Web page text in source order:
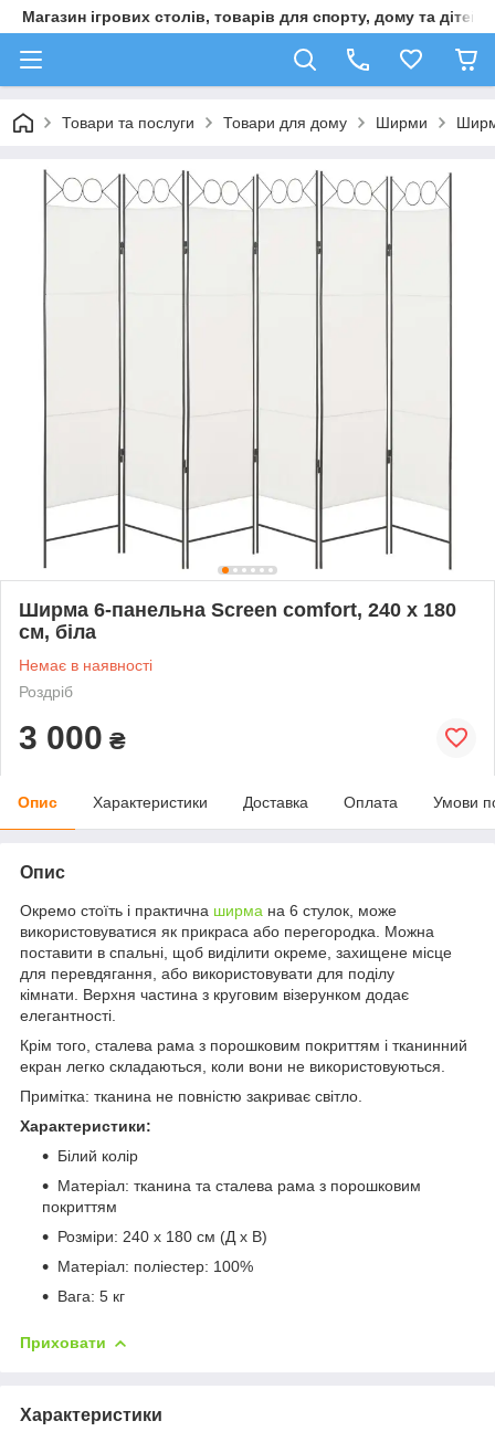
Магазин ігрових столів, товарів для спорту, дому та дітей
Товари та послуги Товари для дому Ширми
Ширма 6-панельна Screen comfort, 240 x 180
см, біла
Немає в наявності
Роздріб
3 000 ₴
Опис Характеристики Доставка Оплата Умови
Опис
Окремо стоїть і практична ширма на 6 стулок, може
використовуватися як прикраса або перегородка. Можна
поставити в спальні, щоб виділити окреме, захищене місце
для перевдягання, або використовувати для поділу
кімнати. Верхня частина з круговим візерунком додає
елегантності.
Крім того, сталева рама з порошковим покриттям і тканинний
екран легко складаються, коли вони не використовуються.
Примітка: тканина не повністю закриває світло.
Характеристики:
Білий колір
Матеріал: тканина та сталева рама з порошковим
покриттям
Розміри: 240 x 180 см (Д x В)
Матеріал: поліестер: 100%
Вага: 5 кг
Приховати
Характеристики